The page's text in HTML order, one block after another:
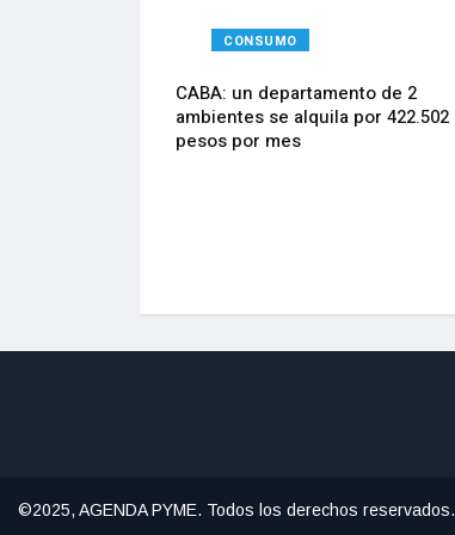
CONSUMO
CABA: un departamento de 2
ambientes se alquila por 422.502
pesos por mes
©2025, AGENDA PYME. Todos los derechos reservados.